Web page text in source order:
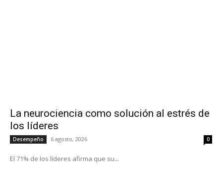
La neurociencia como solución al estrés de
los líderes
Desempeño 6 agosto, 2026 0
El 71% de los líderes afirma que su...